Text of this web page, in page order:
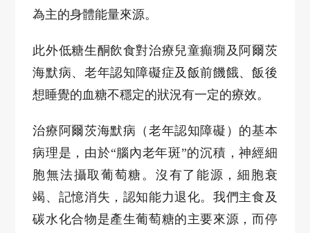
為主的身體能量來源。
此外低糖生酮飲食對治療兒童癲癇及阿爾茨
海默病、老年認知障礙症及飯前饑餓、飯後
想睡覺的血糖不穩定的狀況有一定的療效。
治療阿爾茨海默病（老年認知障礙）的基本
病理是，由於“腦內老年斑”的沉積，神經細
胞無法攝取葡萄糖。沒有了能源，細胞衰
竭、記憶消失，認知能力退化。我們主食及
碳水化合物是產生葡萄糖的主要來源，而停